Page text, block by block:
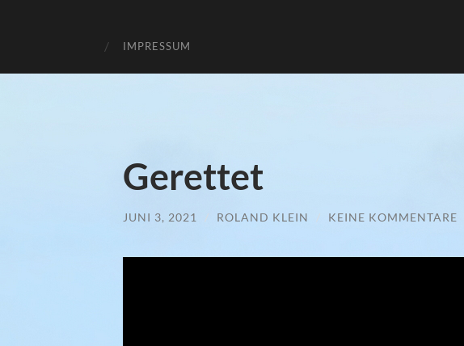
IMPRESSUM
Gerettet
JUNI 3, 2021 / ROLAND KLEIN / KEINE KOMMENTARE